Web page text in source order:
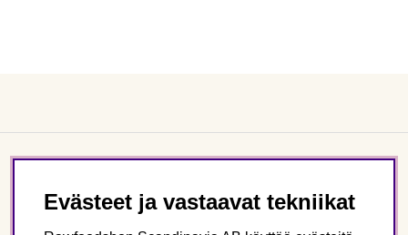
Evästeet ja vastaavat tekniikat